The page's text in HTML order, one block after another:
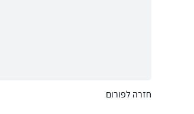
חזרה לפורום